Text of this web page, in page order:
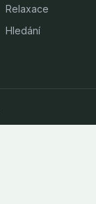
Relaxace
Hledání